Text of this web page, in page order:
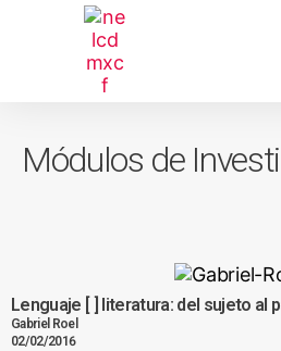
Módulos de
Lenguaje [ ] literatura: del sujeto al
Gabriel Roel
02/02/2016